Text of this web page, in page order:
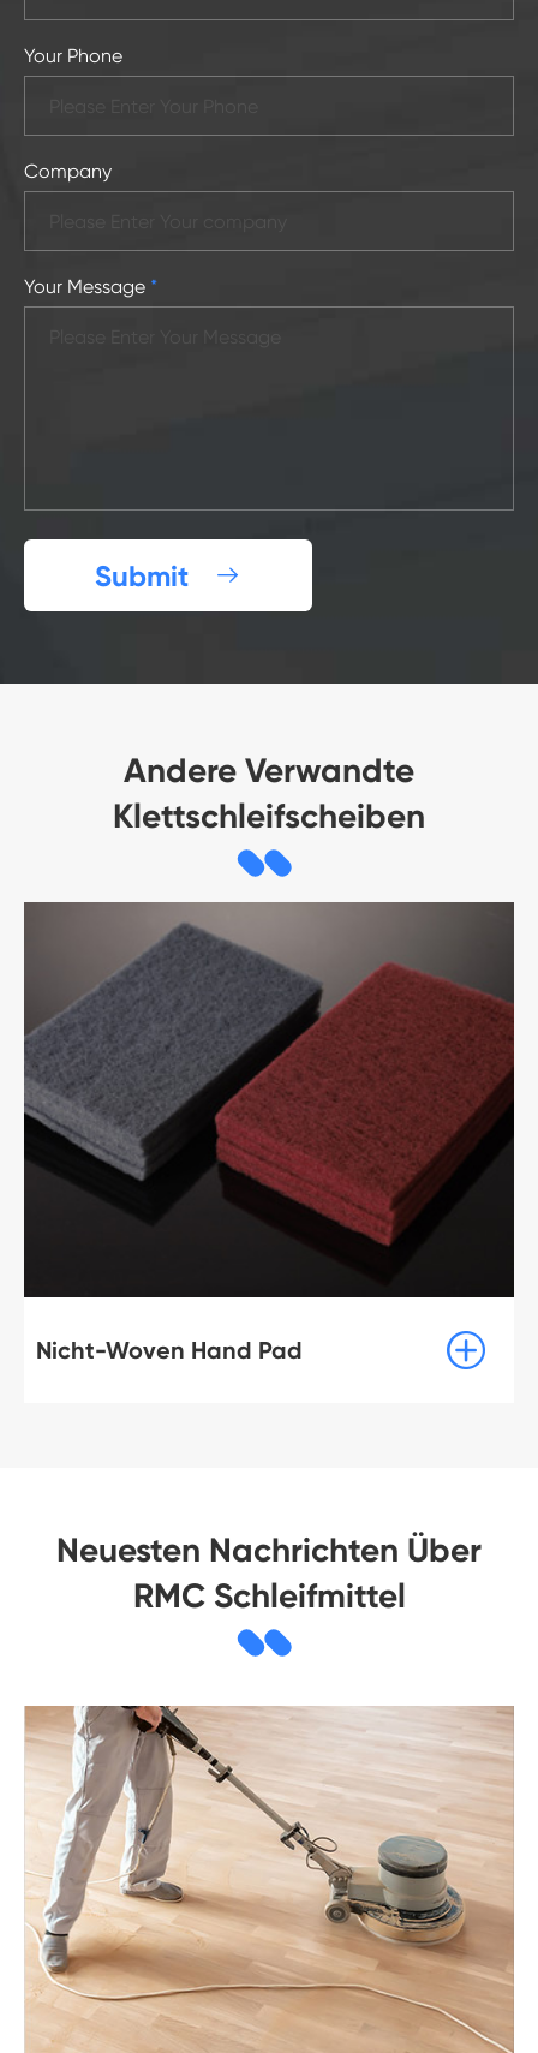
Your Phone
Company
Your Message *
Submit 
Andere Verwandte
Klettschleifscheiben
Nicht-Woven Hand Pad 
Neuesten Nachrichten Über
RMC Schleifmittel